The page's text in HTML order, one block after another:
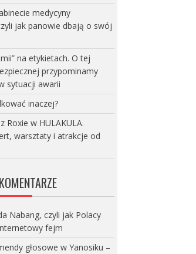
medycyny
jak panowie dbają o swój
na etykietach. O tej
przypominamy
sytuacji awarii
inaczej?
Roxie w HULAKULA.
warsztaty i atrakcje od
Nabang, czyli jak Polacy
fejm
głosowe w Yanosiku –